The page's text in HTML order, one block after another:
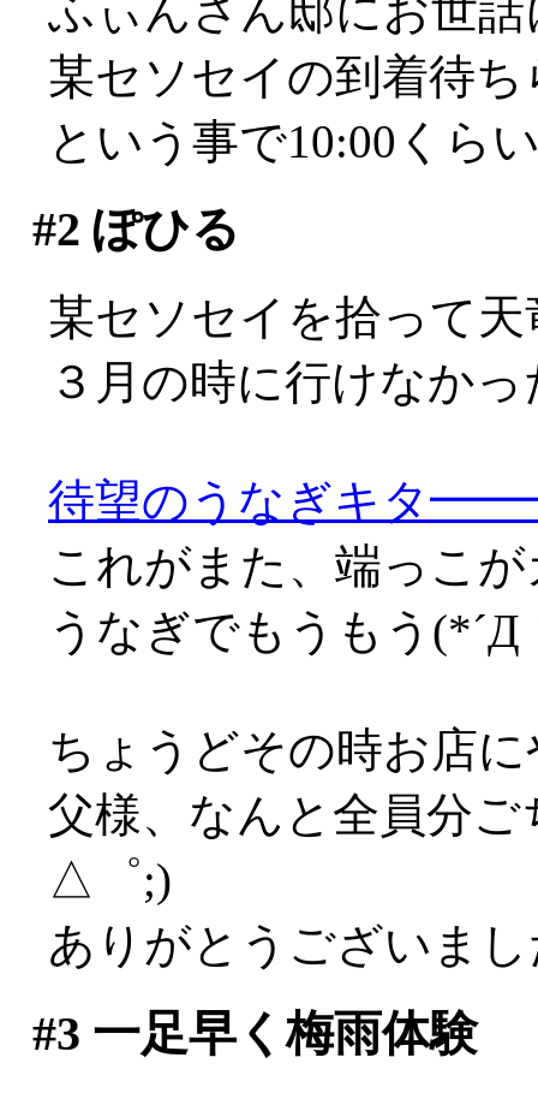
ふぃんさん邸にお世
某セソセイの到着待
という事で10:00くら
#2 ぽひる
某セソセイを拾って天
３月の時に行けなか
待望のうなぎキ
これがまた、端っこ
うなぎでもうもう(*´Д
ちょうどその時お店
父様、なんと全員分
△゜;)
ありがとうございまし
#3 一足早く梅雨体験